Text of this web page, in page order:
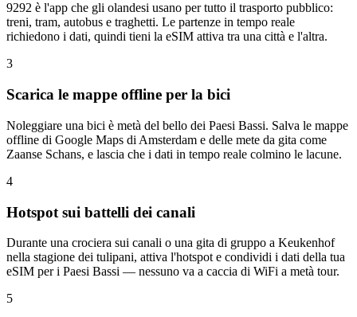
9292 è l'app che gli olandesi usano per tutto il trasporto pubblico:
treni, tram, autobus e traghetti. Le partenze in tempo reale
richiedono i dati, quindi tieni la eSIM attiva tra una città e l'altra.
3
Scarica le mappe offline per la bici
Noleggiare una bici è metà del bello dei Paesi Bassi. Salva le mappe
offline di Google Maps di Amsterdam e delle mete da gita come
Zaanse Schans, e lascia che i dati in tempo reale colmino le lacune.
4
Hotspot sui battelli dei canali
Durante una crociera sui canali o una gita di gruppo a Keukenhof
nella stagione dei tulipani, attiva l'hotspot e condividi i dati della tua
eSIM per i Paesi Bassi — nessuno va a caccia di WiFi a metà tour.
5